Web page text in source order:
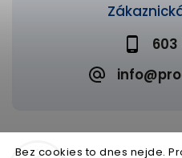
Bez cookies to dnes nejde.
603